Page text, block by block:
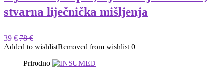
stvarna liječnička mišljenja
39 € 78 €
Added to wishlistRemoved from wishlist 0
Prirodno